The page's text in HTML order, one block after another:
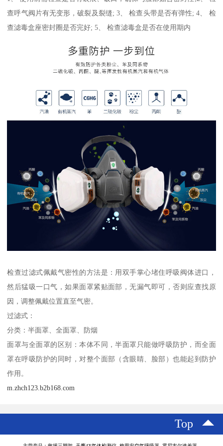
查呼气阀片有无变形，破裂及裂缝; 3、 检查头带是否有弹性; 4、 检
查滤毒盒座密封圈是否完好; 5、 检查滤毒盒是否在使用期内
检查过滤式佩戴气密性的方法是：用双手掌心堵住呼吸阀体进口，
然后猛吸一口气，如果面罩紧贴面部，无漏气即可，否则应查找原
因，调整佩戴位置直至气密。
过滤式：
分类：半面罩、全面罩、防烟
面罩与全面罩的区别：本体不同，半面罩只能做呼吸防护，而全面
罩在呼吸防护的同时，对整个面部（含眼睛、脸部）也能起到防护
作用。
m.zhch123.b2b168.com
Top